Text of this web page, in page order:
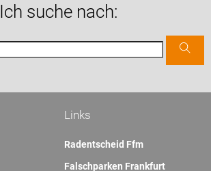
Ich suche nach:
Links
Radentscheid Ffm
Falschparken Frankfurt